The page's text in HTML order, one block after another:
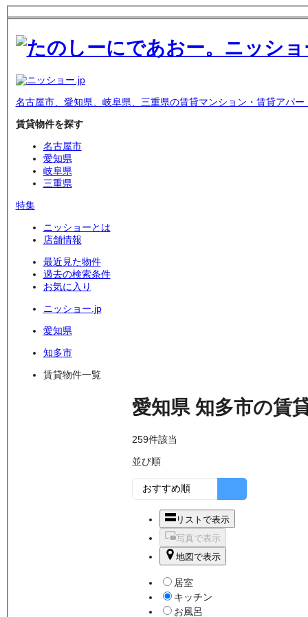
名古屋市、愛知県、岐阜県、三重県の賃貸マンション・賃貸アパー
賃貸物件を探す
名古屋市
愛知県
岐阜県
三重県
特集
ニッショーとは
店舗情報
最近見た物件
過去の検索条件
お気に入り
ニッショー.jp
愛知県
知多市
賃貸物件一覧
愛知県 知多市の賃
259件該当
並び順
リストで表示
写真で表示
地図で表示
居室
キッチン
お風呂